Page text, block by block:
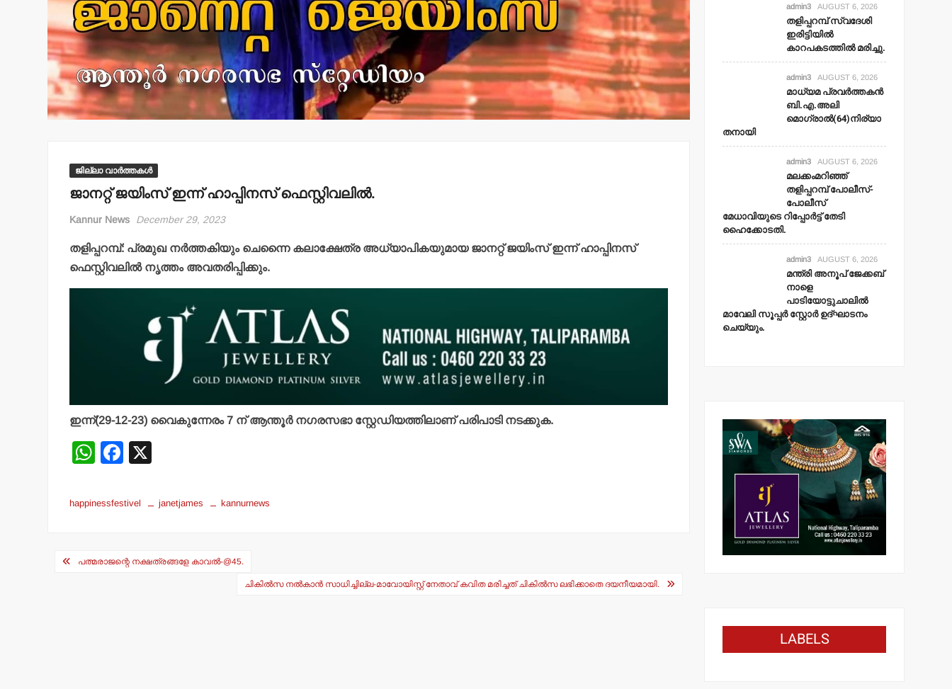
ജില്ലാ വാർത്തകൾ
ജാനറ്റ് ജയിംസ് ഇന്ന് ഹാപ്പിനസ് ഫെസ്റ്റിവലില്‍.
Kannur News December 29, 2023
തളിപ്പറമ്പ്: പ്രമുഖ നര്‍ത്തകിയും ചെന്നൈ കലാക്ഷേത്ര അധ്യാപികയുമായ ജാനറ്റ് ജയിംസ് ഇന്ന് ഹാപ്പിനസ്
ഫെസ്റ്റിവലില്‍ നൃത്തം അവതരിപ്പിക്കും.
ഇന്ന്(29-12-23) വൈകുന്നേരം 7 ന് ആന്തൂര്‍ നഗരസഭാ സ്റ്റേഡിയത്തിലാണ് പരിപാടി നടക്കുക.
W
at
p
F
c
o
happinessfestivel janetjames kannurnews
Postപത്മരാജന്റെ നക്ഷത്രങ്ങളേ കാവല്‍-@45.
ചികില്‍സ നല്‍കാന്‍ സാധിച്ചില്ല-മാവോയിസ്റ്റ് നേതാവ് കവിത മരിച്ചത് ചികില്‍സ ലഭിക്കാതെ ദയനീയമായി.
admin3 AUGUST 6, 2026
തളിപ്പറമ്പ് സ്വദേശി
ഇരിട്ടിയില്‍
കാറപകടത്തില്‍ മരിച്ചു.
admin3 AUGUST 6, 2026
മാധ്യമ പ്രവര്‍ത്തകന്‍
ബി.എ.അലി
മൊഗ്രാല്‍(64)നിര്യാ
തനായി
admin3 AUGUST 6, 2026
മലക്കംമറിഞ്ഞ്
തളിപ്പറമ്പ് പോലീസ്-
പോലീസ്
മേധാവിയുടെ റിപ്പോര്‍ട്ട് തേടി
ഹൈക്കോടതി.
admin3 AUGUST 6, 2026
മന്ത്രി അനൂപ് ജേക്കബ്
നാളെ
പാടിയോട്ടുചാലില്‍
മാവേലി സൂപ്പര്‍ സ്റ്റോര്‍ ഉദ്ഘാടനം
ചെയ്യും.
LABELS